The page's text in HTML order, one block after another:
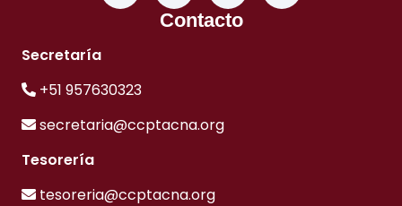
Contacto
Secretaría
+51 957630323
secretaria@ccptacna.org
Tesorería
tesoreria@ccptacna.org